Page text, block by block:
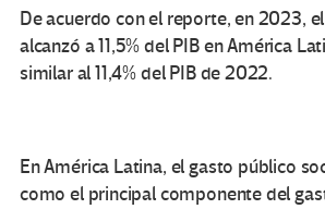
De acuerdo con el reporte, en 2023,
alcanzó a 11,5% del PIB en América
similar al 11,4% del PIB de 2022.
En América Latina, el gasto público
como el principal componente del